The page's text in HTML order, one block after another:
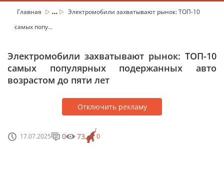
Главная ...
Электромобили захватывают рынок: ТОП-10
самых попу...
Электромобили захватывают рынок: ТОП-10
самых популярных подержанных авто
возрастом до пяти лет
Отключить рекламу
17.07.2025 0
0 73